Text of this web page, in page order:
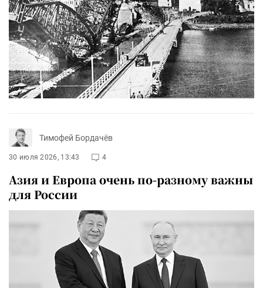
Тимофей Бордачёв
30 июля 2026, 13:43 4
Азия и Европа очень по-разному важны
для России